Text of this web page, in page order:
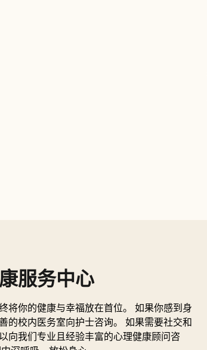
服务中心
将你的健康与幸福放在首位。 如果你感到身
的校内医务室向护士咨询。 如果需要社交和
向我们专业且经验丰富的心理健康顾问咨